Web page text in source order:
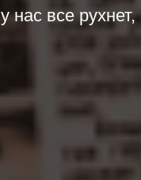
нас все